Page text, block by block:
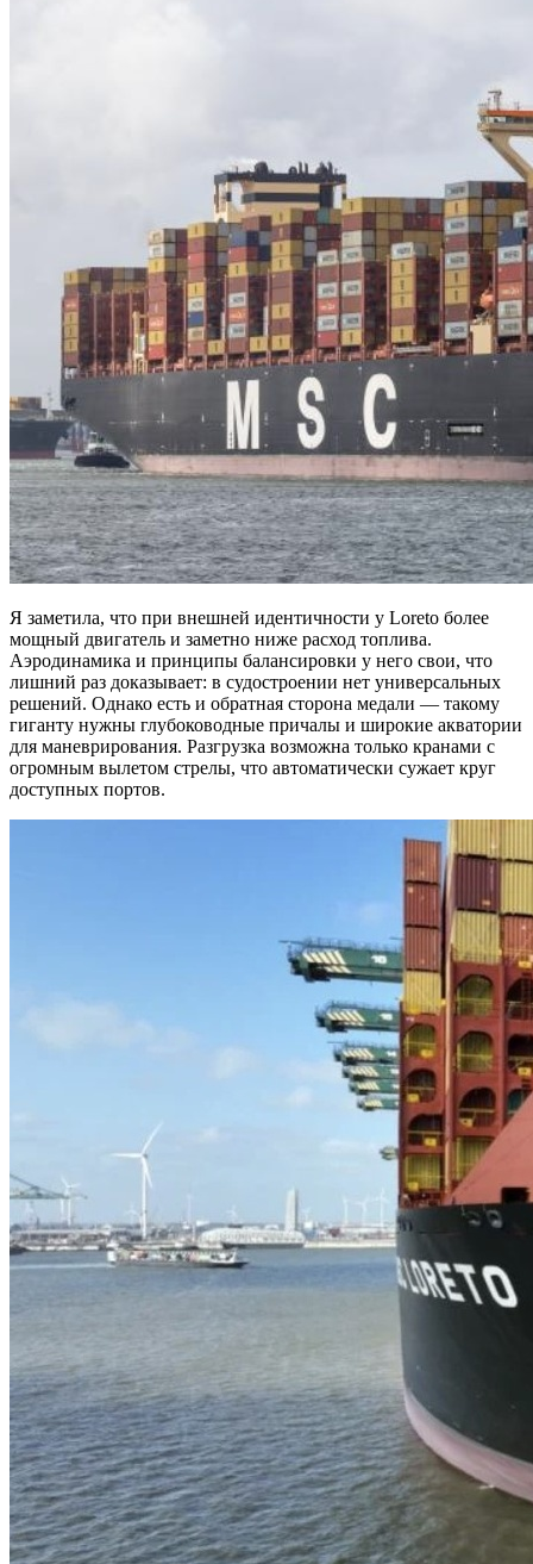
Я заметила, что при внешней идентичности у Loreto более
мощный двигатель и заметно ниже расход топлива.
Аэродинамика и принципы балансировки у него свои, что
лишний раз доказывает: в судостроении нет универсальных
решений. Однако есть и обратная сторона медали — такому
гиганту нужны глубоководные причалы и широкие акватории
для маневрирования. Разгрузка возможна только кранами с
огромным вылетом стрелы, что автоматически сужает круг
доступных портов.